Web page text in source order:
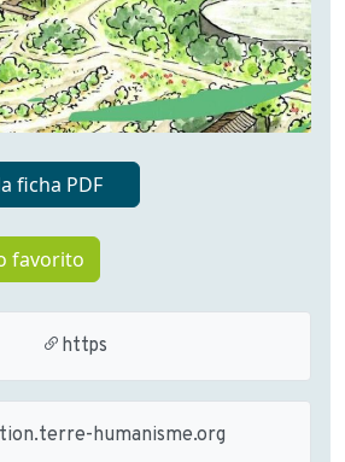
ficha PDF
favorito
https
humanisme.org